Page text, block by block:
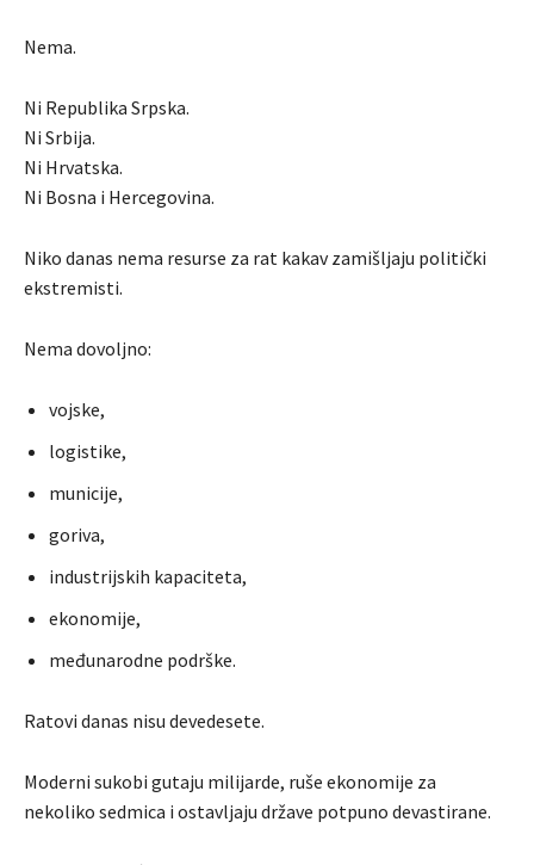
Nema.
Ni Republika Srpska.
Ni Srbija.
Ni Hrvatska.
Ni Bosna i Hercegovina.
Niko danas nema resurse za rat kakav zamišljaju politički
ekstremisti.
Nema dovoljno:
vojske,
logistike,
municije,
goriva,
industrijskih kapaciteta,
ekonomije,
međunarodne podrške.
Ratovi danas nisu devedesete.
Moderni sukobi gutaju milijarde, ruše ekonomije za
nekoliko sedmica i ostavljaju države potpuno devastirane.